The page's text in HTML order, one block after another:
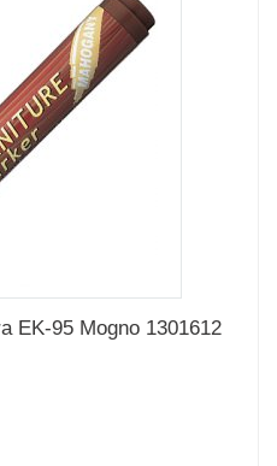
EK-95 Mogno 1301612